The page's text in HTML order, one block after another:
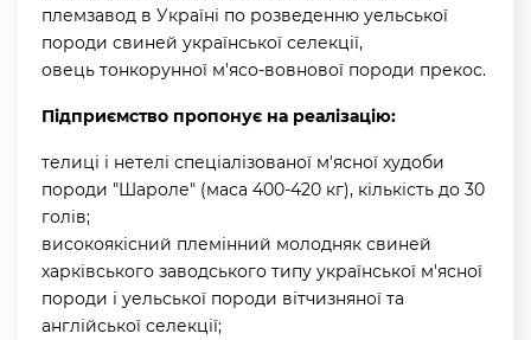
племзавод в Україні по розведенню уельської
породи свиней української селекції,
овець тонкорунної м'ясо-вовнової породи прекос.
Підприємство пропонує на реалізацію:
телиці і нетелі спеціалізованої м'ясної худоби
породи "Шароле" (маса 400-420 кг), кількість до 30
голів;
високоякісний племінний молодняк свиней
харківського заводського типу української м'ясної
породи і уельської породи вітчизняної та
англійської селекції;